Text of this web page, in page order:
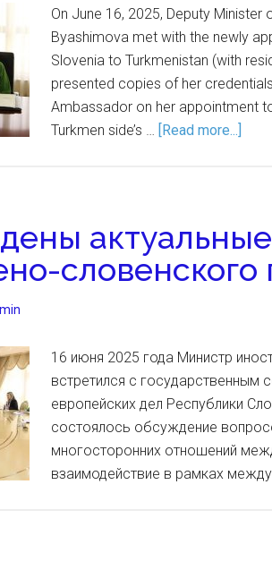
On June 16, 2025, Deputy
Byashimova met with the newly
Slovenia to Turkmenistan (with
presented copies of her
Ambassador on her appointment
Turkmen side’s … [Read more...]
словенского
16 июня 2025 года Министр
встретился с государственным
европейских дел Республики
состоялось обсуждение
многосторонних отношений
взаимодействие в рамках